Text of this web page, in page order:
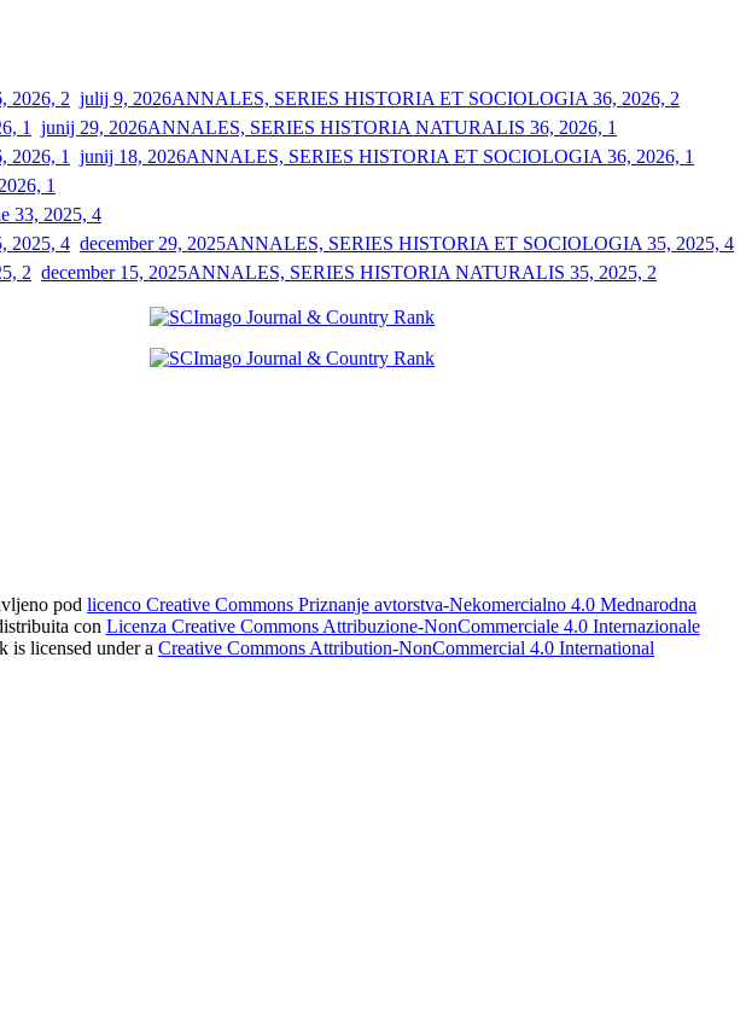
julij 9, 2026ANNALES, SERIES HISTORIA ET SOCIOLOGIA 36, 2026, 2
junij 29, 2026ANNALES, SERIES HISTORIA NATURALIS 36, 2026, 1
junij 18, 2026ANNALES, SERIES HISTORIA ET SOCIOLOGIA 36, 2026, 1
1
33, 2025, 4
december 29, 2025ANNALES, SERIES HISTORIA ET SOCIOLOGIA 35, 2025, 4
december 15, 2025ANNALES, SERIES HISTORIA NATURALIS 35, 2025, 2
pod licenco Creative Commons Priznanje avtorstva-Nekomercialno 4.0 Mednarodna
con Licenza Creative Commons Attribuzione-NonCommerciale 4.0 Internazionale
is licensed under a Creative Commons Attribution-NonCommercial 4.0 International